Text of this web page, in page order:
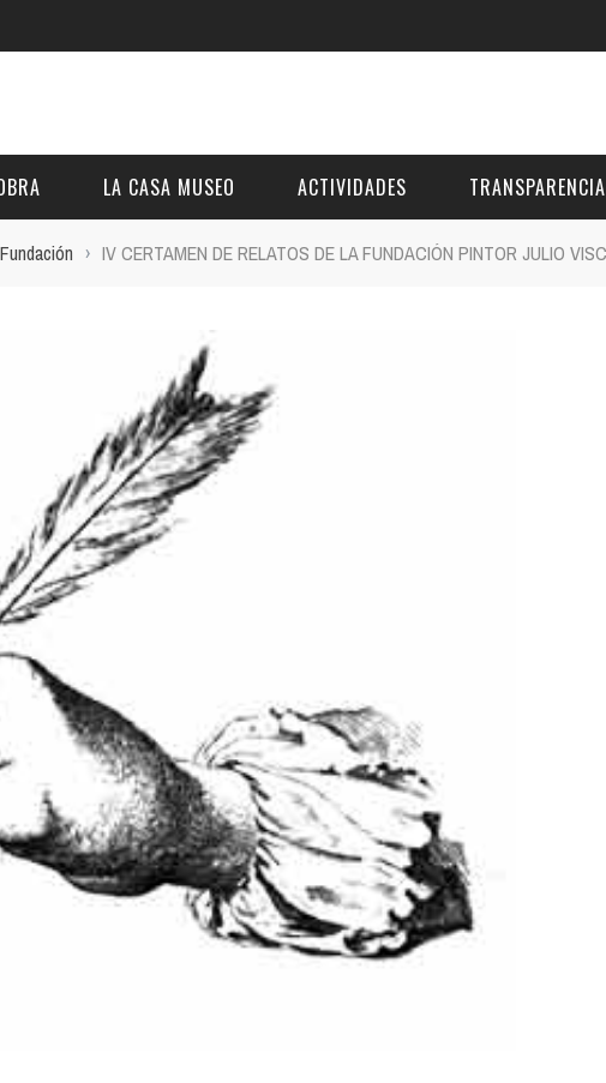
LA CASA MUSEO
FOTOMONTAJES
ACTIVIDADES
OTRAS ACTIVIDADES DE ÁMBITO COMARCAL
TRANSPARENCIA
REUNIONES Y
› IV CERTAMEN DE RELATOS DE LA FUNDACIÓN PINTOR JULIO